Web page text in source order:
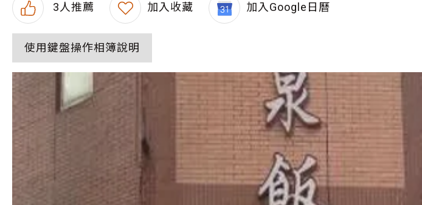
3 人推薦 加入收藏 加入Google日曆
使用鍵盤操作相簿說明